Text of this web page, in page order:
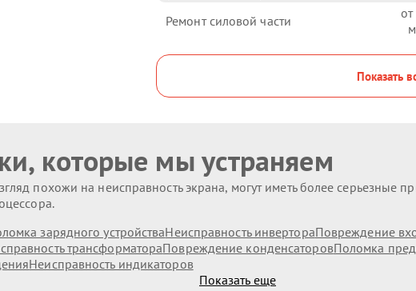
Ремонт силовой части
Показать
которые мы устраняем
похожи на неисправность экрана, могут иметь более серьезные
зарядного устройстваНеисправность инвертораПовреждение
трансформатораПовреждение конденсаторовПоломка
Неисправность индикаторов
Показать еще